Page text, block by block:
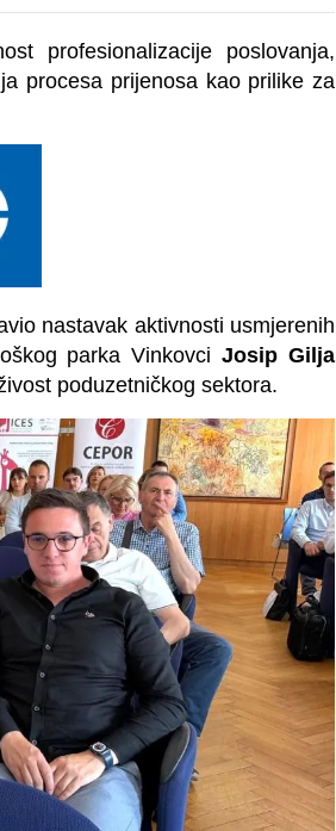
profesionalizacije poslovanja,
procesa prijenosa kao prilike za
nastavak aktivnosti usmjerenih
parka VinkovciJosip Gilja
poduzetničkog sektora.